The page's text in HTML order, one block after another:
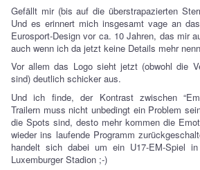
Gefällt mir (bis auf die überstrapazierten
Und es erinnert mich insgesamt vage an
Eurosport-Design vor ca. 10 Jahren, das mir
auch wenn ich da jetzt keine Details mehr
Vor allem das Logo sieht jetzt (obwohl die
sind) deutlich schicker aus.
Und ich finde, der Kontrast zwischen
Trailern muss nicht unbedingt ein Problem
die Spots sind, desto mehr kommen die
wieder ins laufende Programm
handelt sich dabei um ein U17-EM-Spiel in
Luxemburger Stadion ;-)